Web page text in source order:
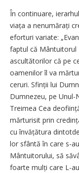
În continuare,
viața a nenumărați
eforturi variate:
faptul că Mântuitorul
ascultătorilor că pe
oamenilor îl va
ceruri. Sfinții lui
Dumnezeu, pe Unul-
Treimea Cea
mărturisit prin
cu învăță­tura
lor sfântă în care s-
Mântuitorului, să
foarte mulți care L-